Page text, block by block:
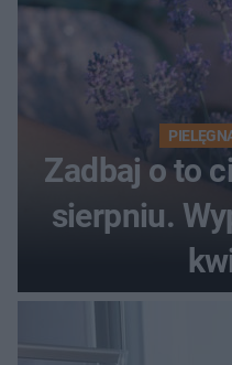
Zadbaj o to
sierpniu.